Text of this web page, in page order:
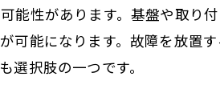
能性があります。基盤や取り
可能になります。故障を放置
選択肢の一つです。